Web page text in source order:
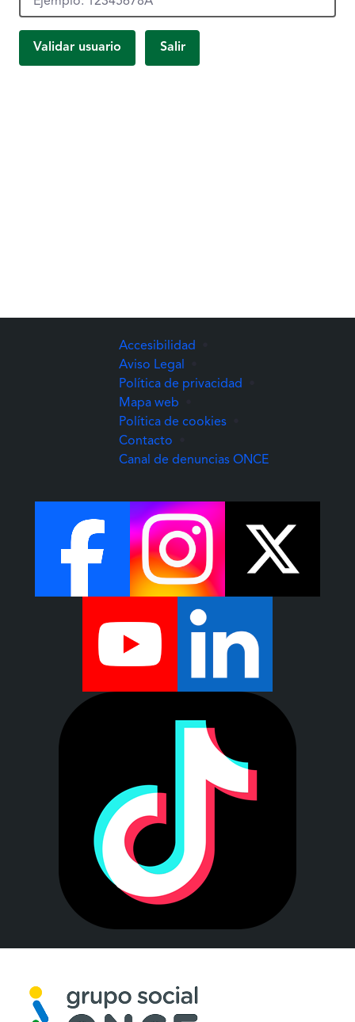
Validar usuario Salir
Accesibilidad
Aviso Legal
Política de privacidad
Mapa web
Política de cookies
Contacto
Canal de denuncias ONCE(Abre una